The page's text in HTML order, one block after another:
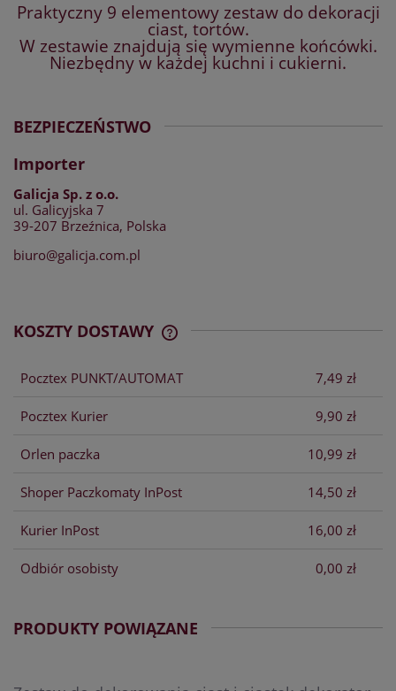
Praktyczny 9 elementowy zestaw do dekoracji
ciast, tortów.
W zestawie znajdują się wymienne końcówki.
Niezbędny w każdej kuchni i cukierni.
BEZPIECZEŃSTWO
Importer
Galicja Sp. z o.o.
ul. Galicyjska 7
39-207 Brzeźnica, Polska
biuro@galicja.com.pl
KOSZTY DOSTAWY
Pocztex PUNKT/AUTOMAT 7,49 zł
Pocztex Kurier 9,90 zł
Orlen paczka 10,99 zł
Shoper Paczkomaty InPost 14,50 zł
Kurier InPost 16,00 zł
Odbiór osobisty 0,00 zł
PRODUKTY POWIĄZANE